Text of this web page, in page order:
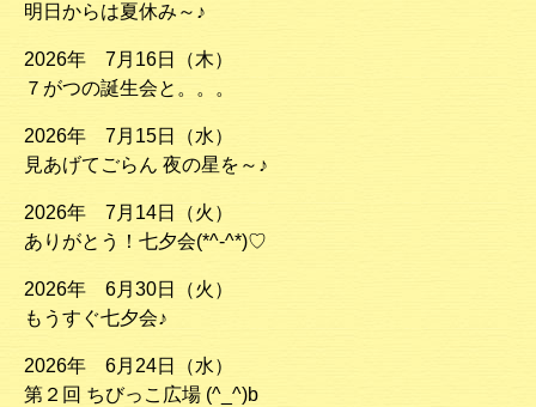
明日からは夏休み～♪
2026年 7月16日（木）
７がつの誕生会と。。。
2026年 7月15日（水）
見あげてごらん 夜の星を～♪
2026年 7月14日（火）
ありがとう！七夕会(*^-^*)♡
2026年 6月30日（火）
もうすぐ七夕会♪
2026年 6月24日（水）
第２回 ちびっこ広場 (^_^)b